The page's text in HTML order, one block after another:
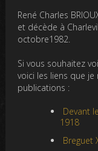
René Charles
et décède à
octobre1982.
Si vous souhaitez
voici les liens que
publications :
Devant
1918
Breguet